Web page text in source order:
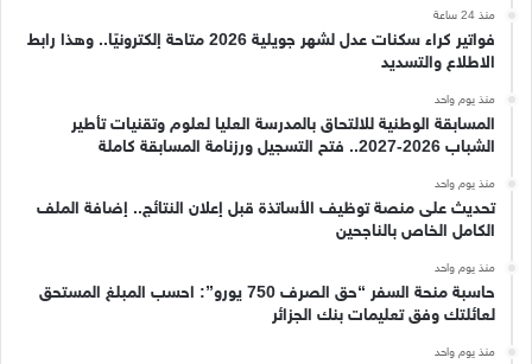
منذ 24 ساعة
فواتير كراء سكنات عدل لشهر جويلية 2026 متاحة إلكترونيًا.. وهذا رابط
الاطلاع والتسديد
منذ يوم واحد
المسابقة الوطنية للالتحاق بالمدرسة العليا لعلوم وتقنيات تأطير
الشباب 2026-2027.. فتح التسجيل ورزنامة المسابقة كاملة
منذ يوم واحد
تحديث على منصة توظيف الأساتذة قبل إعلان النتائج.. إضافة الملف
الكامل الخاص بالناجحين
منذ يوم واحد
حاسبة منحة السفر “حق الصرف 750 يورو”: احسب المبلغ المستحق
لعائلتك وفق تعليمات بنك الجزائر
منذ يوم واحد